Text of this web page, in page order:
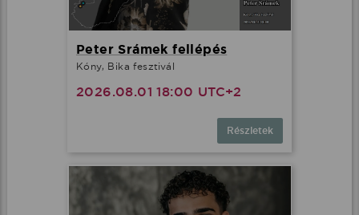
Peter Srámek fellépés
Kóny, Bika fesztivál
2026.08.01 18:00 UTC+2
Részletek